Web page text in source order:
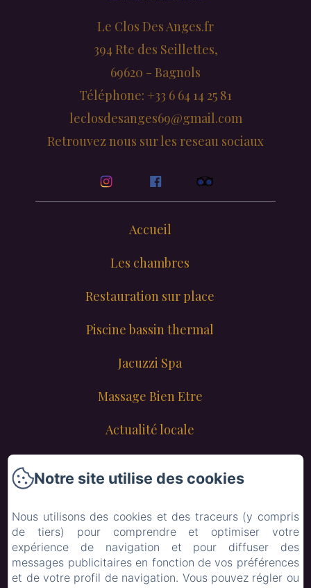
Le Clos Des Anges.fr
394 Rte des Seillettes,
69620 - Bagnols
Téléphone: +33 6 64 14 25 81
leclosdesanges69@gmail.com
Retrouvez nous sur les reseau sociaux
Accueil
Les chambres
Restauration sur place
Piscine bassin thermal
Jacuzzi Spa
Massage Bien Etre
Actualité locale
Mail
Menu enfant
Notre site utilise des cookies
Nous utilisons des cookies et des traceurs (y compris
de tiers) pour comprendre et optimiser votre
expérience de navigation et pour diffuser des
messages publicitaires en fonction de vos préférences
et de votre profil de navigation. Vous pouvez régler ou